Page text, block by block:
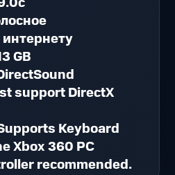
GB
support DirectX
Keyboard
Xbox 360 PC
recommended.